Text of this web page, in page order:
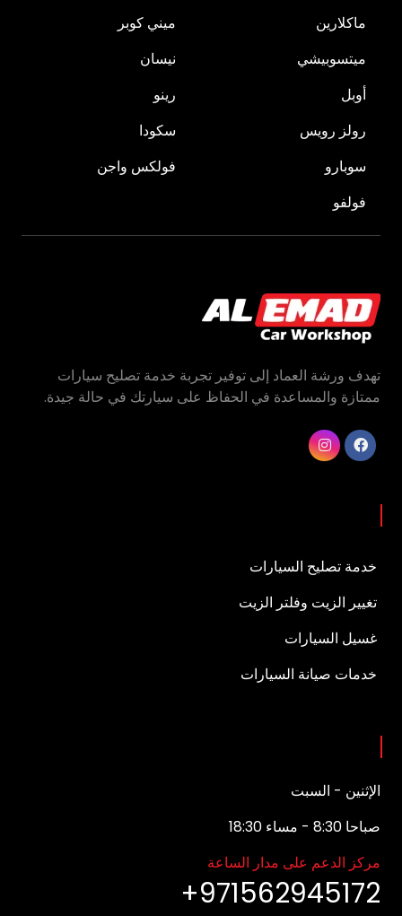
ماكلارين
ميني كوبر
ميتسوبيشي
نيسان
أوبل
رينو
رولز رويس
سكودا
سوبارو
فولكس واجن
فولفو
تهدف ورشة العماد إلى توفير تجربة خدمة تصليح سيارات
ممتازة والمساعدة في الحفاظ على سيارتك في حالة جيدة.
خدمة تصليح السيارات
تغيير الزيت وفلتر الزيت
غسيل السيارات
خدمات صيانة السيارات
الإثنين - السبت
صباحا 8:30 - مساء 18:30
مركز الدعم على مدار الساعة
+971562945172